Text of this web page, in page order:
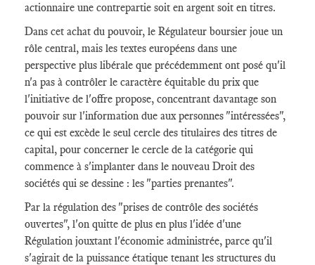
actionnaire une contrepartie soit en argent soit en titres.
Dans cet achat du pouvoir, le Régulateur boursier joue un
rôle central, mais les textes européens dans une
perspective plus libérale que précédemment ont posé qu'il
n'a pas à contrôler le caractère équitable du prix que
l'initiative de l'offre propose, concentrant davantage son
pouvoir sur l'information due aux personnes "intéressées",
ce qui est excède le seul cercle des titulaires des titres de
capital, pour concerner le cercle de la catégorie qui
commence à s'implanter dans le nouveau Droit des
sociétés qui se dessine : les "parties prenantes".
Par la régulation des "prises de contrôle des sociétés
ouvertes", l'on quitte de plus en plus l'idée d'une
Régulation jouxtant l'économie administrée, parce qu'il
s'agirait de la puissance étatique tenant les structures du